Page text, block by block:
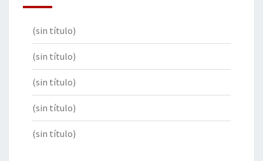
(sin título)
(sin título)
(sin título)
(sin título)
(sin título)